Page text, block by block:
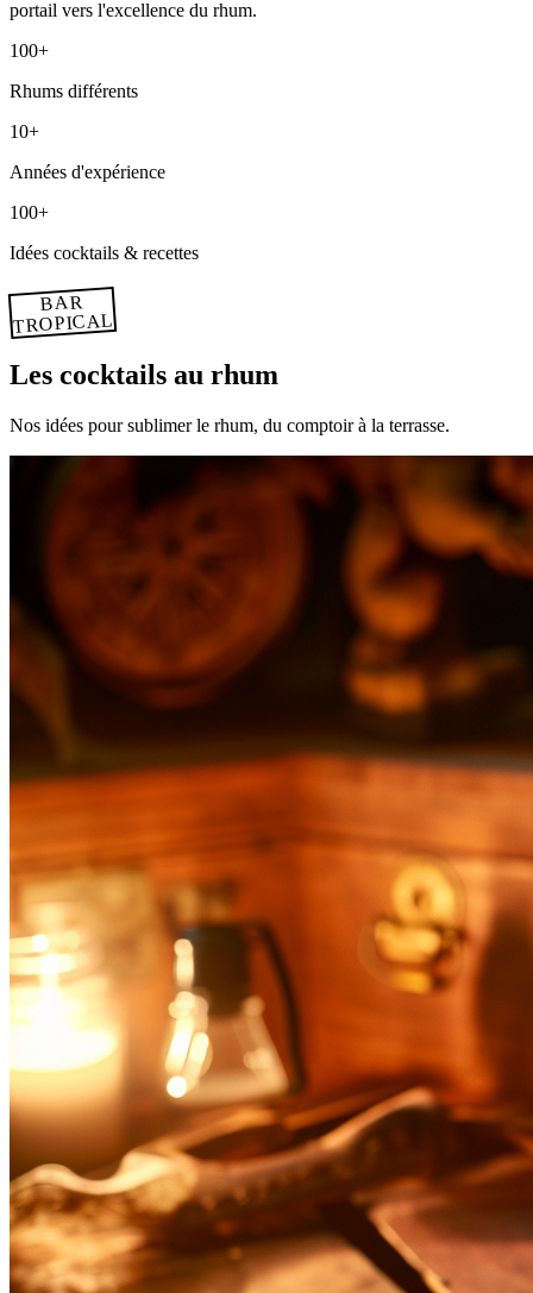
portail vers l'excellence du rhum.
100+
Rhums différents
10+
Années d'expérience
100+
Idées cocktails & recettes
BAR
TROPICAL
Les cocktails au rhum
Nos idées pour sublimer le rhum, du comptoir à la terrasse.